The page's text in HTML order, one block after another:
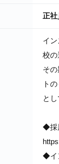
正社
イ
校の
そ
ト
と
◆採
◆イ